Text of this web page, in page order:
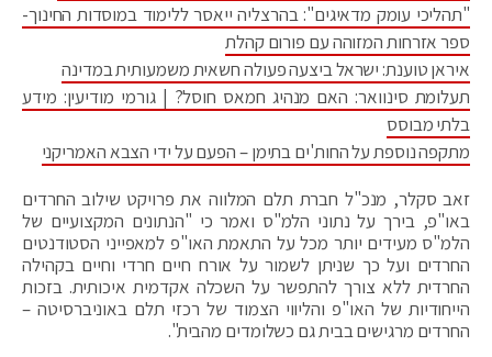
"תהליכי עומק מדאיגים": בהרצליה ייאסר ללימוד במוסדות החינוך-
ספר אזרחות המזוהה עם פורום קהלת
איראן טוענת: ישראל ביצעה פעולה חשאית משמעותית במדינה
תעלומת סינוואר: האם מנהיג חמאס חוסל? | גורמי מודיעין: מידע
בלתי מבוסס
מתקפה נוספת על החות'ים בתימן – הפעם על ידי הצבא האמריקני
זאב סקלר, מנכ"ל חברת תלם המלווה את פרויקט שילוב החרדים
באו"פ, בירך על נתוני הלמ"ס ואמר כי "הנתונים המקצועיים של
הלמ"ס מעידים יותר מכל על התאמת האו"פ למאפייני הסטודנטים
החרדים ועל כך שניתן לשמור על אורח חיים חרדי וחיים בקהילה
החרדית ללא צורך להתפשר על השכלה אקדמית איכותית. בזכות
הייחודיות של האו"פ והליווי הצמוד של רכזי תלם באוניברסיטה –
החרדים מרגישים בבית גם כשלומדים מהבית".